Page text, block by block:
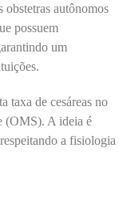
obstetras autônomos
possuem
um
taxa de cesáreas no
(OMS). A ideia é
a fisiologia